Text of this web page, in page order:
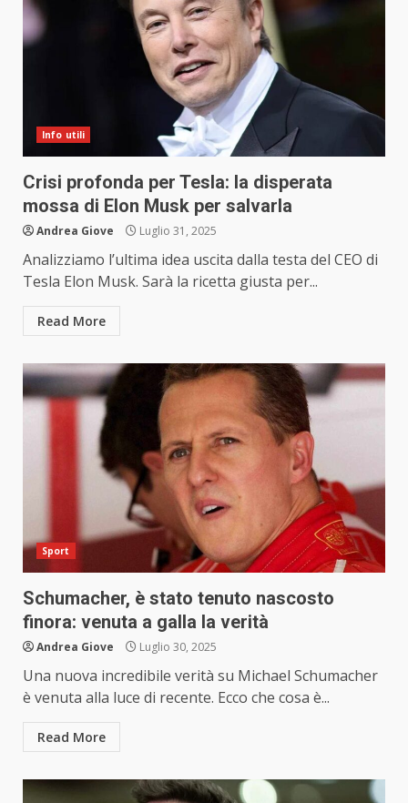
Info utili
Crisi profonda per Tesla: la disperata
mossa di Elon Musk per salvarla
Andrea Giove Luglio 31, 2025
Analizziamo l’ultima idea uscita dalla testa del CEO di
Tesla Elon Musk. Sarà la ricetta giusta per...
Read More
Sport
Schumacher, è stato tenuto nascosto
finora: venuta a galla la verità
Andrea Giove Luglio 30, 2025
Una nuova incredibile verità su Michael Schumacher
è venuta alla luce di recente. Ecco che cosa è...
Read More